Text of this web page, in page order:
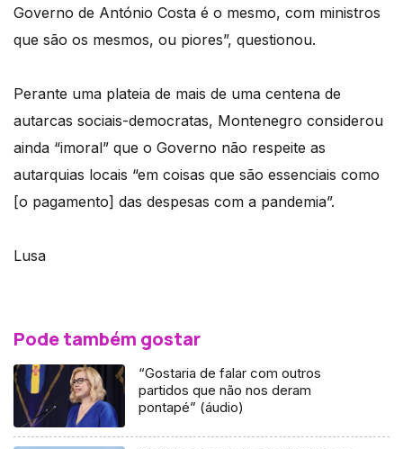
Governo de António Costa é o mesmo, com ministros
que são os mesmos, ou piores”, questionou.
Perante uma plateia de mais de uma centena de
autarcas sociais-democratas, Montenegro considerou
ainda “imoral” que o Governo não respeite as
autarquias locais “em coisas que são essenciais como
[o pagamento] das despesas com a pandemia”.
Lusa
Pode também gostar
“Gostaria de falar com outros
partidos que não nos deram
pontapé” (áudio)